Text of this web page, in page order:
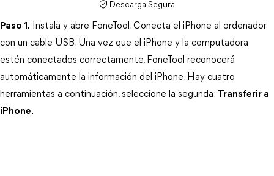
Descarga Segura
Paso 1. Instala y abre FoneTool. Conecta el iPhone al ordenador
con un cable USB. Una vez que el iPhone y la computadora
estén conectados correctamente, FoneTool reconocerá
automáticamente la información del iPhone. Hay cuatro
herramientas a continuación, seleccione la segunda: Transferir a
iPhone.